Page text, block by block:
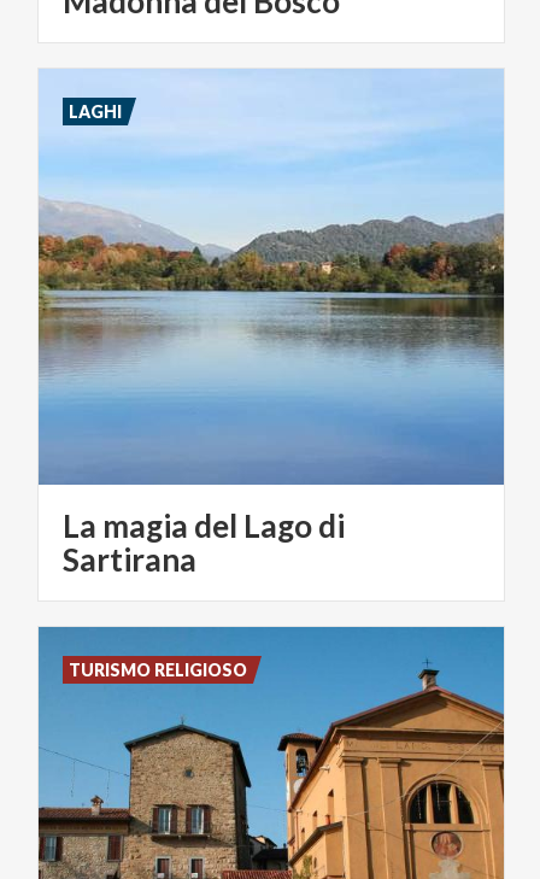
La magia del Lago di
Sartirana
LAGHI
TURISMO RELIGIOSO